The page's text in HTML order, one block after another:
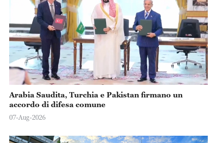
Arabia Saudita, Turchia e Pakistan firmano un
accordo di difesa comune
07-Aug-2026